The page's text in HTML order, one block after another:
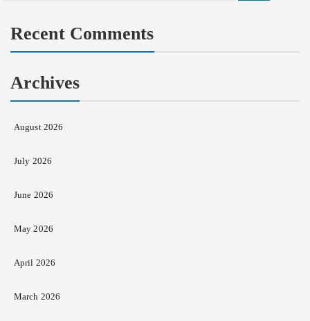
Recent Comments
Archives
August 2026
July 2026
June 2026
May 2026
April 2026
March 2026